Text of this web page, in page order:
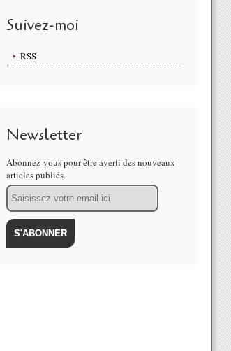
Suivez-moi
RSS
Newsletter
Abonnez-vous pour être averti des nouveaux
articles publiés.
Email